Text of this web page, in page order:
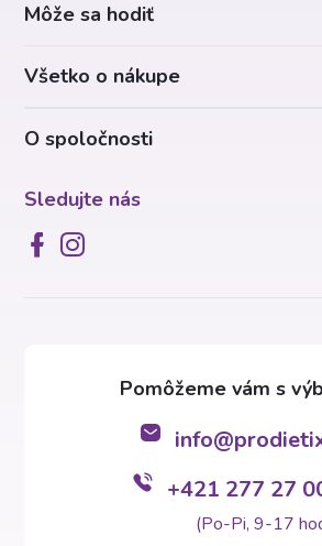
O spoločnosti
Sledujte nás
Môže sa hodiť
Všetko o nákupe
info@
+421 277 27
(Po-Pi, 9-17